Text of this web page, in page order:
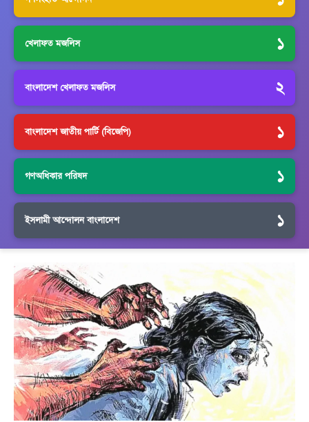
খেলাফত মজলিস ১
বাংলাদেশ খেলাফত মজলিস ২
বাংলাদেশ জাতীয় পার্টি (বিজেপি) ১
গণঅধিকার পরিষদ ১
ইসলামী আন্দোলন বাংলাদেশ ১